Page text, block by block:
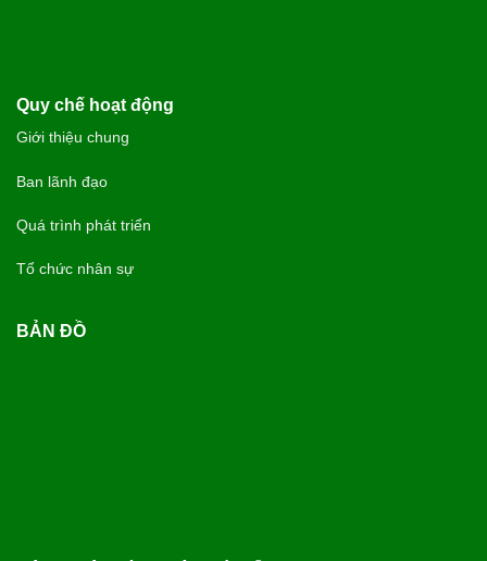
Quy chế hoạt động
Giới thiệu chung
Ban lãnh đạo
Quá trình phát triển
Tổ chức nhân sự
BẢN ĐỒ